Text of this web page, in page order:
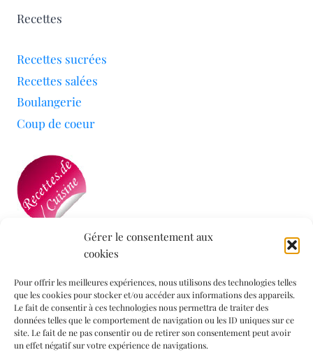
Gérer le consentement aux
cookies
Pour offrir les meilleures expériences, nous utilisons des technologies telles
que les cookies pour stocker et/ou accéder aux informations des appareils.
Le fait de consentir à ces technologies nous permettra de traiter des
données telles que le comportement de navigation ou les ID uniques sur ce
site. Le fait de ne pas consentir ou de retirer son consentement peut avoir
un effet négatif sur votre expérience de navigations.
Recettes
Recettes sucrées
Recettes salées
Boulangerie
Coup de coeur
Mon blog a été sélectionné par le site
Informations légales